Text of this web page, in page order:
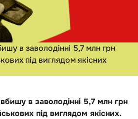
в заволодінні 5,7 млн грн
під виглядом якісних
в заволодінні 5,7 млн грн
під виглядом якісних.